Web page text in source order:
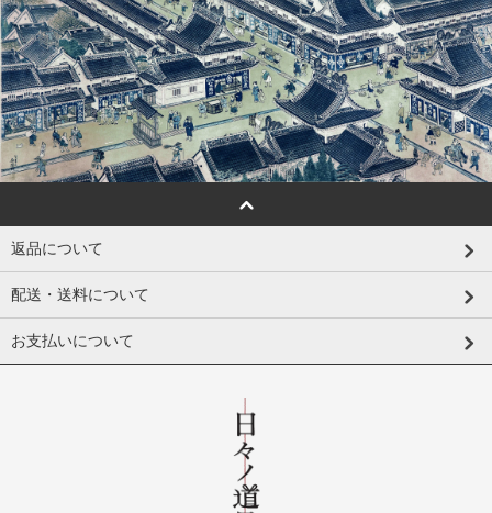
返品について
配送・送料について
お支払いについて